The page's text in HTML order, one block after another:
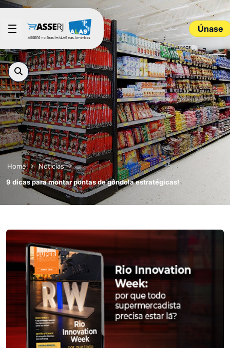
Saltar al contenido principal
Únase
Home
Noticias
9 dicas para montar pontas de gôndola estratégicas!